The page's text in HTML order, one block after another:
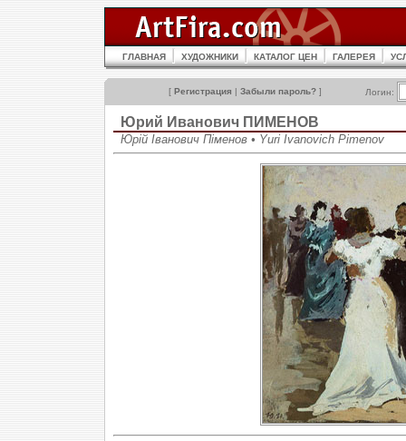
ГЛАВНАЯ ХУДОЖНИКИ КАТАЛОГ ЦЕН ГАЛЕРЕЯ
[ Регистрация | Забыли пароль? ] Логин:
Юрий Иванович ПИМЕНОВ
Юрій Іванович Піменов • Yuri Ivanovich Pimenov